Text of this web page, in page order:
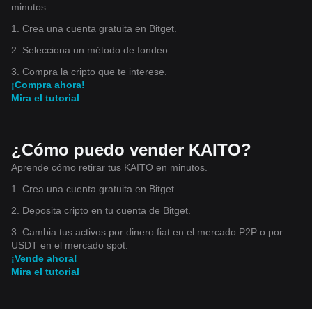
minutos.
1. Crea una cuenta gratuita en Bitget.
2. Selecciona un método de fondeo.
3. Compra la cripto que te interese.
¡Compra ahora!
Mira el tutorial
¿Cómo puedo vender KAITO?
Aprende cómo retirar tus KAITO en minutos.
1. Crea una cuenta gratuita en Bitget.
2. Deposita cripto en tu cuenta de Bitget.
3. Cambia tus activos por dinero fiat en el mercado P2P o por
USDT en el mercado spot.
¡Vende ahora!
Mira el tutorial